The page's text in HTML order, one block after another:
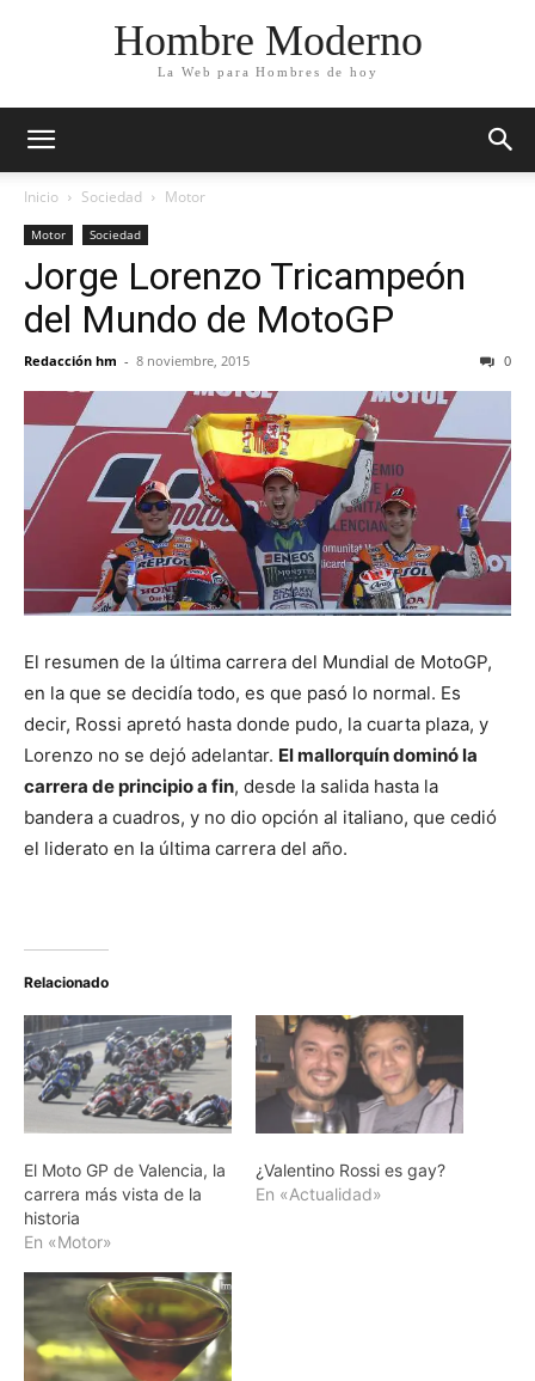
Hombre Moderno
La Web para Hombres de hoy
Inicio Sociedad Motor
Motor Sociedad
Jorge Lorenzo Tricampeón
del Mundo de MotoGP
Redacción hm - 8 noviembre, 2015 0
El resumen de la última carrera del Mundial de MotoGP,
en la que se decidía todo, es que pasó lo normal. Es
decir, Rossi apretó hasta donde pudo, la cuarta plaza, y
Lorenzo no se dejó adelantar. El mallorquín dominó la
carrera de principio a fin, desde la salida hasta la
bandera a cuadros, y no dio opción al italiano, que cedió
el liderato en la última carrera del año.
Relacionado
El Moto GP de Valencia, la
carrera más vista de la
historia
En «Motor»
¿Valentino Rossi es gay?
En «Actualidad»